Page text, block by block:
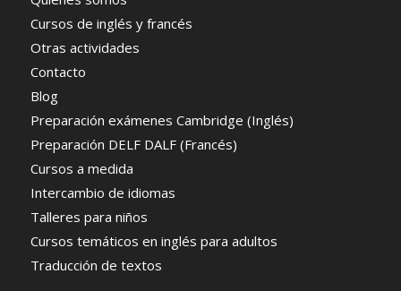
Cursos de inglés y francés
Otras actividades
Contacto
Blog
Preparación exámenes Cambridge (Inglés)
Preparación DELF DALF (Francés)
Cursos a medida
Intercambio de idiomas
Talleres para niños
Cursos temáticos en inglés para adultos
Traducción de textos